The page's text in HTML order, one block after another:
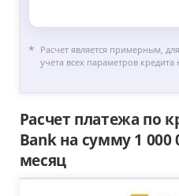
Расчет является примерным,
учета всех параметров
Расчет платежа по
Bank на сумму 1 000
месяц